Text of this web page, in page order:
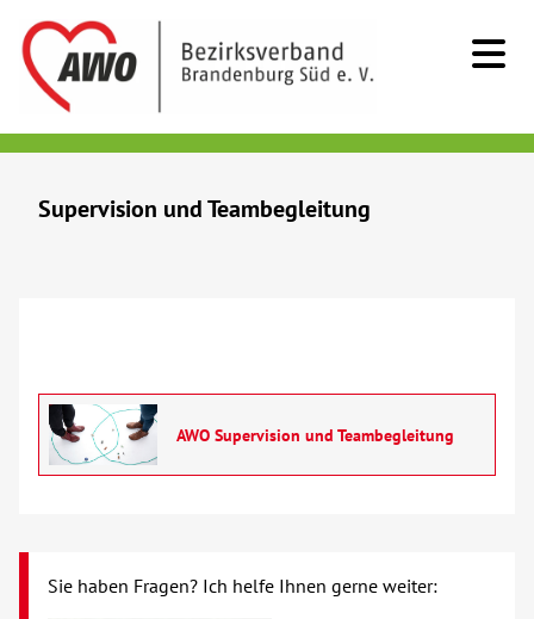
Demenz
Supervision und Teambegleitung
AWO Supervision und Teambegleitung
Sie haben Fragen? Ich helfe Ihnen gerne weiter: